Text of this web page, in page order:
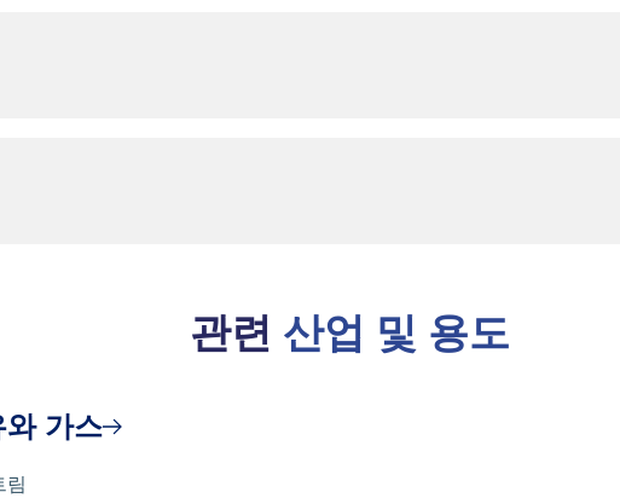
관련 산업 및 용도
와 가스
림